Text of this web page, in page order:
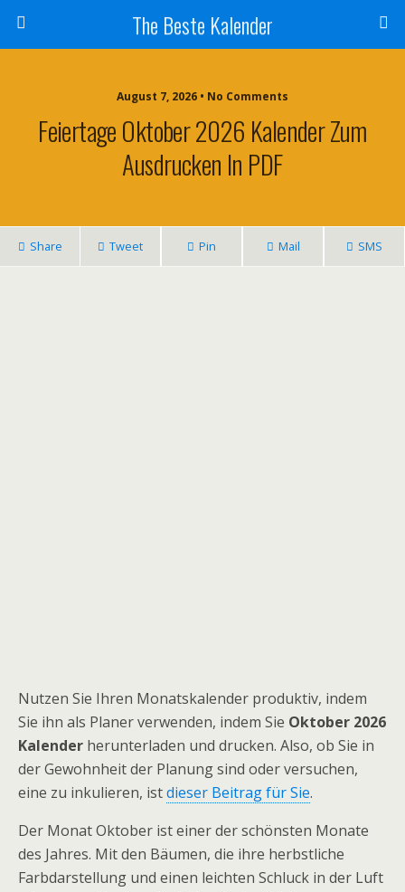
The Beste Kalender
August 7, 2026 • No Comments
Feiertage Oktober 2026 Kalender Zum
Ausdrucken In PDF
Share Tweet Pin Mail SMS
Nutzen Sie Ihren Monatskalender produktiv, indem
Sie ihn als Planer verwenden, indem Sie Oktober 2026
Kalender herunterladen und drucken. Also, ob Sie in
der Gewohnheit der Planung sind oder versuchen,
eine zu inkulieren, istdieser Beitrag für Sie.
Der Monat Oktober ist einer der schönsten Monate
des Jahres. Mit den Bäumen, die ihre herbstliche
Farbdarstellung und einen leichten Schluck in der Luft